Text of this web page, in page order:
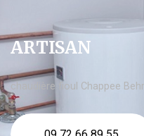
ARTISAN
chaudière fioul Chappee